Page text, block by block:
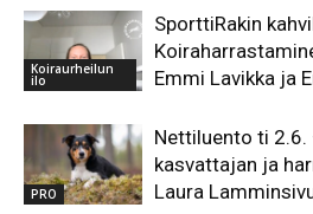
Koiraurheilun
ilo
SporttiRakin
Emmi Lavikka ja
PRO
Nettiluento ti 2.6.
kasvattajan ja
Laura